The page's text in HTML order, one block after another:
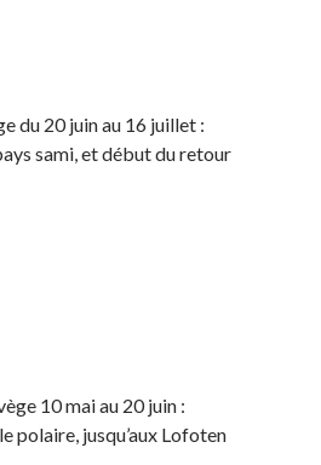
du 20 juin au 16 juillet :
sami, et début du retour
10 mai au 20 juin :
polaire, jusqu’aux Lofoten